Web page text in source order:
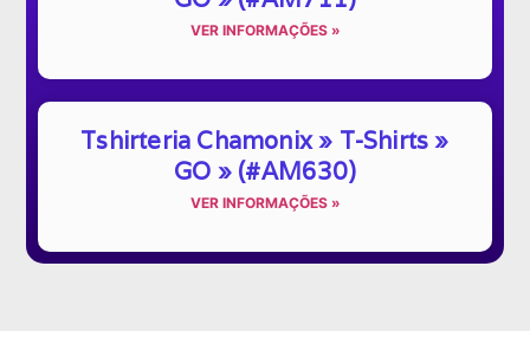
VER INFORMAÇÕES »
Tshirteria Chamonix » T-Shirts »
GO » (#AM630)
VER INFORMAÇÕES »